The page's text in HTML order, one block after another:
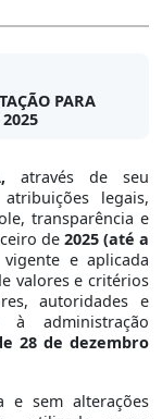
PARA
através de seu
legais,
transparência e
de 2025 (até a
e aplicada
valores e critérios
autoridades e
à administração
28 de dezembro
e sem alterações